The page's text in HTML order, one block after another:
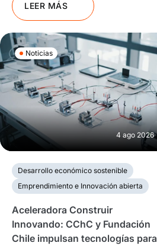
LEER MÁS
Noticias
4 ago 2026
Desarrollo económico sostenible
Emprendimiento e Innovación abierta
Aceleradora Construir
Innovando: CChC y Fundación
Chile impulsan tecnologías para